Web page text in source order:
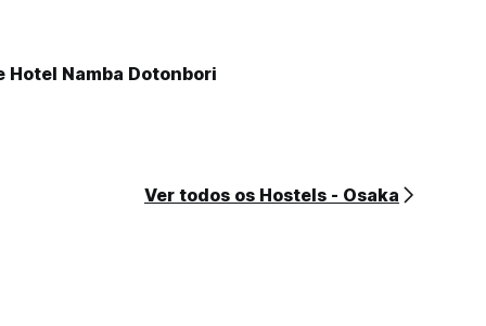
Hotel Namba Dotonbori
Ver todos os Hostels - Osaka